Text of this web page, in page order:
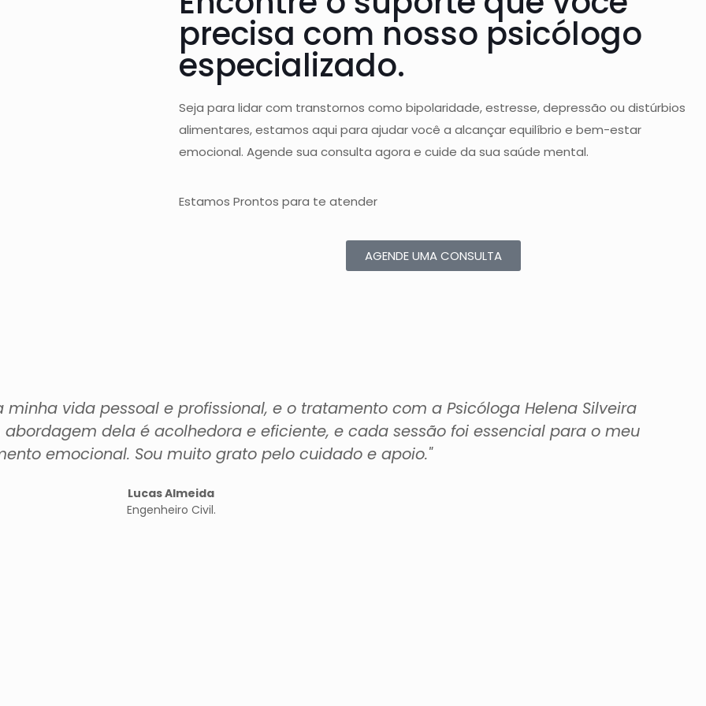
precisa com nosso psicólogo
especializado.
Seja para lidar com transtornos como bipolaridade, estresse, depressão ou distúrbios
alimentares, estamos aqui para ajudar você a alcançar equilíbrio e bem-estar
emocional. Agende sua consulta agora e cuide da sua saúde mental.
Estamos Prontos para te atender
AGENDE UMA CONSULTA
minha vida pessoal e profissional, e o tratamento com a Psicóloga Helena Silveira
dela é acolhedora e eficiente, e cada sessão foi essencial para o meu
emocional. Sou muito grato pelo cuidado e apoio."
Lucas Almeida
Engenheiro Civil.